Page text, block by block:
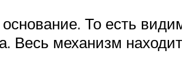
То есть
Весь механизм